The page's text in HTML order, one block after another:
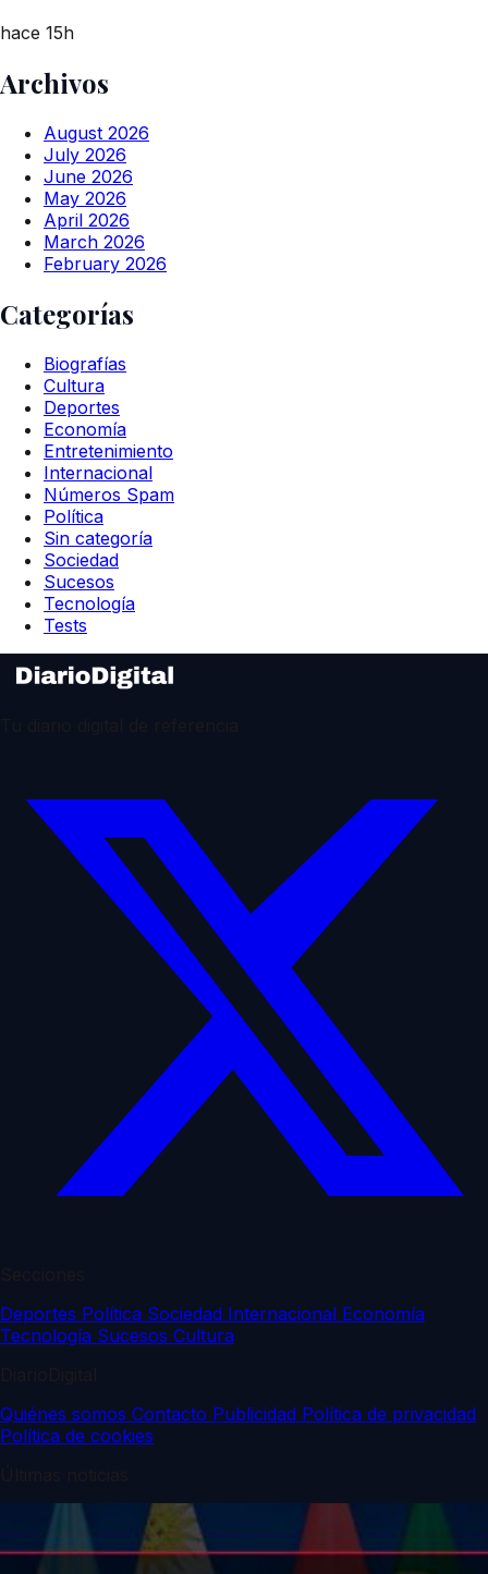
hace 15h
Archivos
August 2026
July 2026
June 2026
May 2026
April 2026
March 2026
February 2026
Categorías
Biografías
Cultura
Deportes
Economía
Entretenimiento
Internacional
Números Spam
Política
Sin categoría
Sociedad
Sucesos
Tecnología
Tests
Deportes Política Sociedad Internacional Economía
Tecnología Sucesos Cultura
Quiénes somos Contacto Publicidad Política de privacidad
Política de cookies